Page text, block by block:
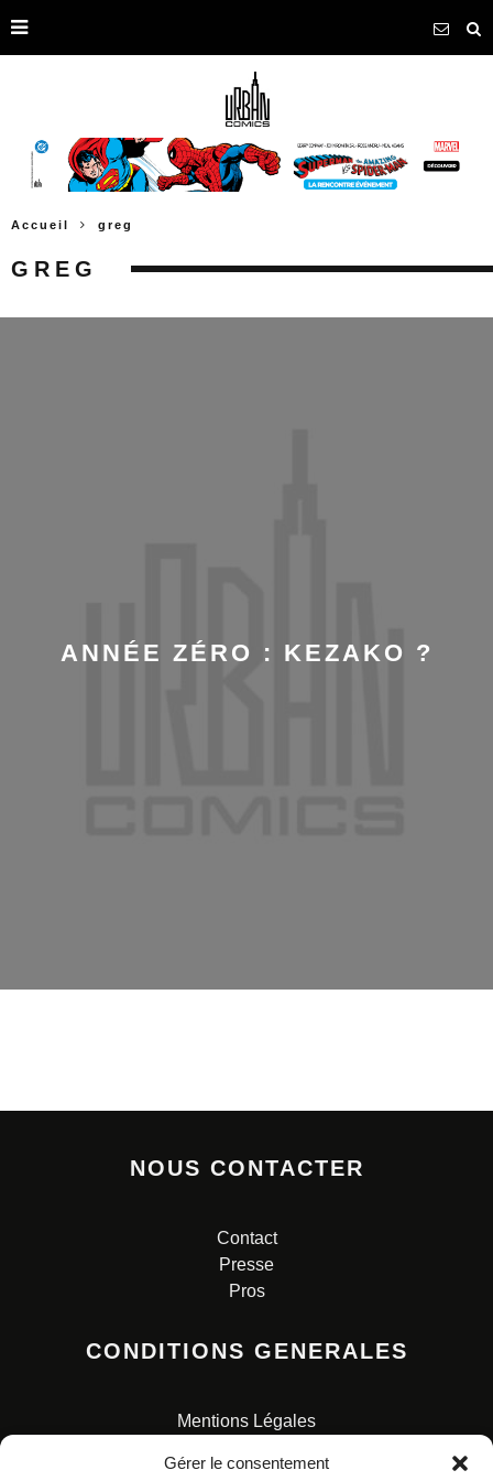
Gérer le consentement
Accueil greg
GREG
ANNÉE ZÉRO : KEZAKO ?
NOUS CONTACTER
Contact
Presse
Pros
CONDITIONS GENERALES
Mentions Légales
Charte pour la protection des données personnelles